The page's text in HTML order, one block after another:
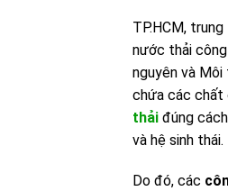
TP.HCM,
nước thải
nguyên và
chứa các chất
thải đúng
và hệ sinh thái.
Do đó, các